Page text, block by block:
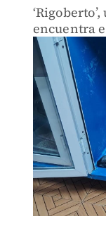
encuentra